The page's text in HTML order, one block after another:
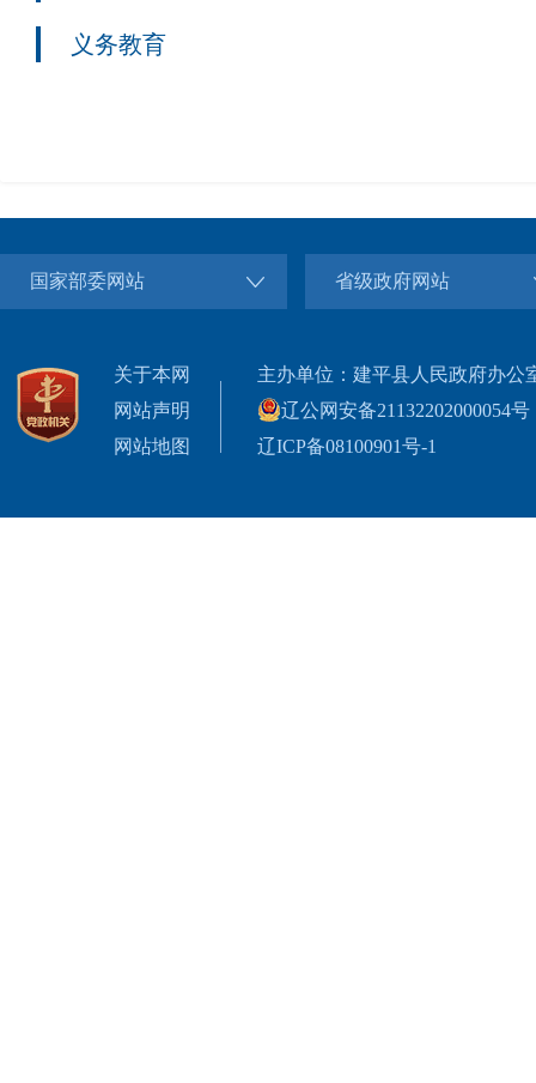
义务教育
国家部委网站 省级政府网站
关于本网
网站声明
网站地图
主办单位：建平县人民政府办公
辽公网安备21132202000054号
辽ICP备08100901号-1